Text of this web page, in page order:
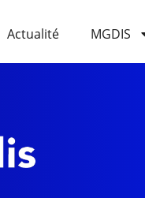
Actualité MGDIS